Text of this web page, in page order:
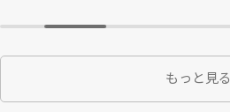
もっと見る